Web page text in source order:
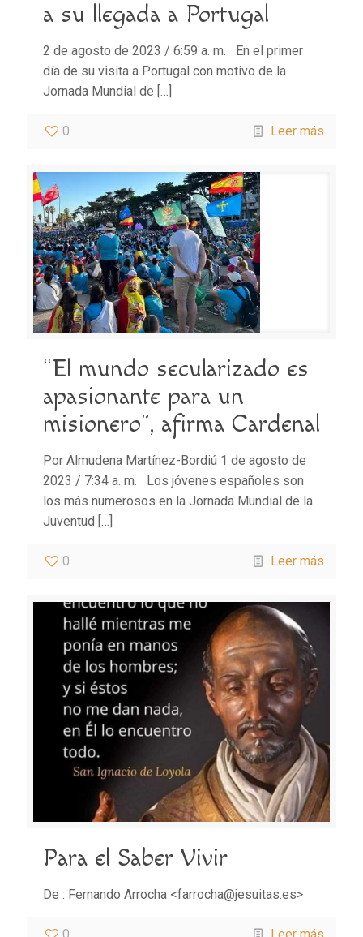
a su llegada a Portugal
2 de agosto de 2023 / 6:59 a. m. En el primer
día de su visita a Portugal con motivo de la
Jornada Mundial de […]
0 Leer más
“El mundo secularizado es
apasionante para un
misionero”, afirma Cardenal
Por Almudena Martínez-Bordiú 1 de agosto de
2023 / 7:34 a. m. Los jóvenes españoles son
los más numerosos en la Jornada Mundial de la
Juventud […]
0 Leer más
Para el Saber Vivir
De : Fernando Arrocha <farrocha@jesuitas.es>